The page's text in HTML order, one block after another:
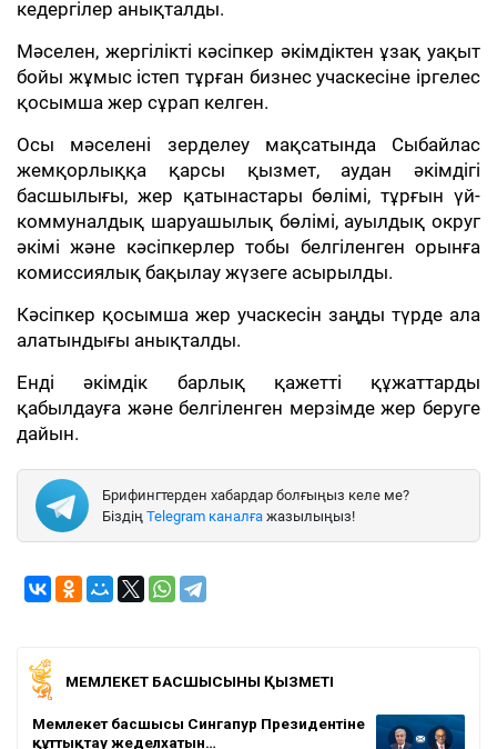
кедергілер анықталды.
Мәселен, жергілікті кәсіпкер әкімдіктен ұзақ уақыт
бойы жұмыс істеп тұрған бизнес учаскесіне іргелес
қосымша жер сұрап келген.
Осы мәселені зерделеу мақсатында Сыбайлас
жемқорлыққа қарсы қызмет, аудан әкімдігі
басшылығы, жер қатынастары бөлімі, тұрғын үй-
коммуналдық шаруашылық бөлімі, ауылдық округ
әкімі және кәсіпкерлер тобы белгіленген орынға
комиссиялық бақылау жүзеге асырылды.
Кәсіпкер қосымша жер учаскесін заңды түрде ала
алатындығы анықталды.
Енді әкімдік барлық қажетті құжаттарды
қабылдауға және белгіленген мерзімде жер беруге
дайын.
Брифингтерден хабардар болғыңыз келе ме?
Біздің Telegram каналға жазылыңыз!
МЕМЛЕКЕТ БАСШЫСЫНЫҢ ҚЫЗМЕТІ
Мемлекет басшысы Сингапур Президентіне
құттықтау жеделхатын…